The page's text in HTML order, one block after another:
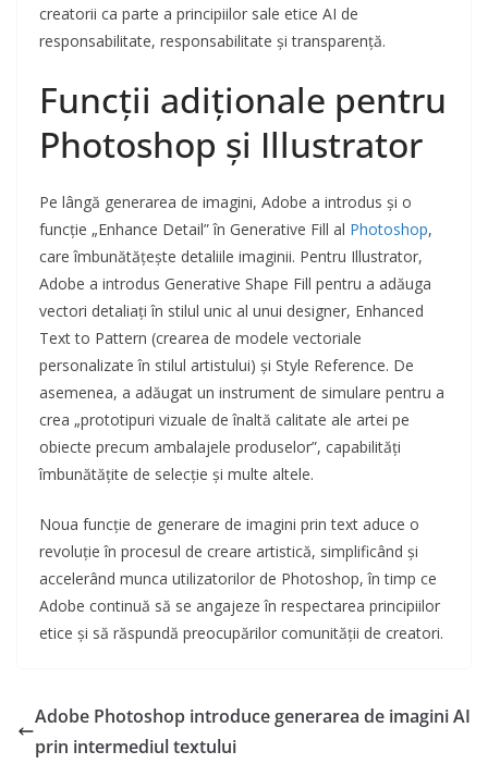
creatorii ca parte a principiilor sale etice AI de
responsabilitate, responsabilitate și transparență.
Funcții adiționale pentru
Photoshop și Illustrator
Pe lângă generarea de imagini, Adobe a introdus și o
funcție „Enhance Detail” în Generative Fill al Photoshop,
care îmbunătățește detaliile imaginii. Pentru Illustrator,
Adobe a introdus Generative Shape Fill pentru a adăuga
vectori detaliați în stilul unic al unui designer, Enhanced
Text to Pattern (crearea de modele vectoriale
personalizate în stilul artistului) și Style Reference. De
asemenea, a adăugat un instrument de simulare pentru a
crea „prototipuri vizuale de înaltă calitate ale artei pe
obiecte precum ambalajele produselor”, capabilități
îmbunătățite de selecție și multe altele.
Noua funcție de generare de imagini prin text aduce o
revoluție în procesul de creare artistică, simplificând și
accelerând munca utilizatorilor de Photoshop, în timp ce
Adobe continuă să se angajeze în respectarea principiilor
etice și să răspundă preocupărilor comunității de creatori.
Adobe Photoshop introduce generarea de imagini AI
prin intermediul textului